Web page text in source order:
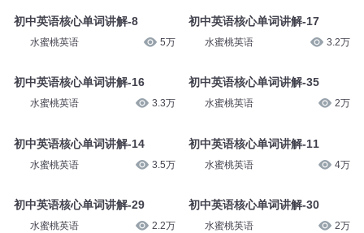
初中英语核心单词讲解-8
水蜜桃英语 5万
初中英语核心单词讲解-16
水蜜桃英语 3.3万
初中英语核心单词讲解-14
水蜜桃英语 3.5万
初中英语核心单词讲解-29
水蜜桃英语 2.2万
初中英语核心单词讲解-17
水蜜桃英语 3.2万
初中英语核心单词讲解-35
水蜜桃英语 2万
初中英语核心单词讲解-11
水蜜桃英语 4万
初中英语核心单词讲解-30
水蜜桃英语 2万